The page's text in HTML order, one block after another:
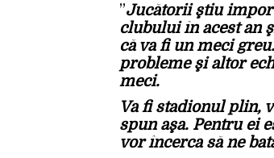
”Jucătorii ştiu
clubului în acest an
că va fi un meci
probleme şi altor
meci.
Va fi stadionul plin,
spun aşa. Pentru ei
vor încerca să ne